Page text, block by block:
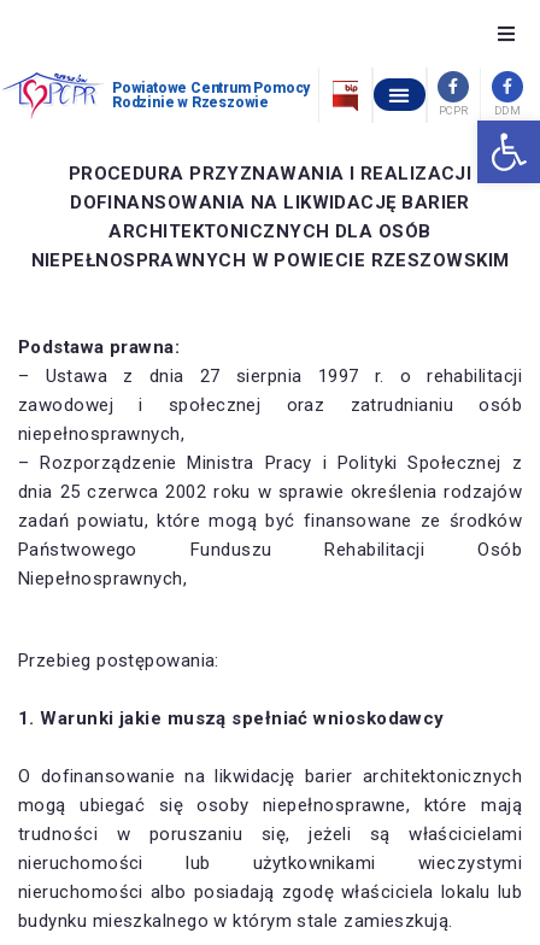
O nas
Dofinansowania
Pomoc społeczna
Kontakt
Powiatowe Centrum Pomocy
Rodzinie w Rzeszowie
PCPR DDM
PROCEDURA PRZYZNAWANIA I REALIZACJI
DOFINANSOWANIA NA LIKWIDACJĘ BARIER
ARCHITEKTONICZNYCH DLA OSÓB
NIEPEŁNOSPRAWNYCH W POWIECIE RZESZOWSKIM
Podstawa prawna:
– Ustawa z dnia 27 sierpnia 1997 r. o rehabilitacji
zawodowej i społecznej oraz zatrudnianiu osób
niepełnosprawnych,
– Rozporządzenie Ministra Pracy i Polityki Społecznej z
dnia 25 czerwca 2002 roku w sprawie określenia rodzajów
zadań powiatu, które mogą być finansowane ze środków
Państwowego Funduszu Rehabilitacji Osób
Niepełnosprawnych,
Przebieg postępowania:
1. Warunki jakie muszą spełniać wnioskodawcy
O dofinansowanie na likwidację barier architektonicznych
mogą ubiegać się osoby niepełnosprawne, które mają
trudności w poruszaniu się, jeżeli są właścicielami
nieruchomości lub użytkownikami wieczystymi
nieruchomości albo posiadają zgodę właściciela lokalu lub
budynku mieszkalnego w którym stale zamieszkują.